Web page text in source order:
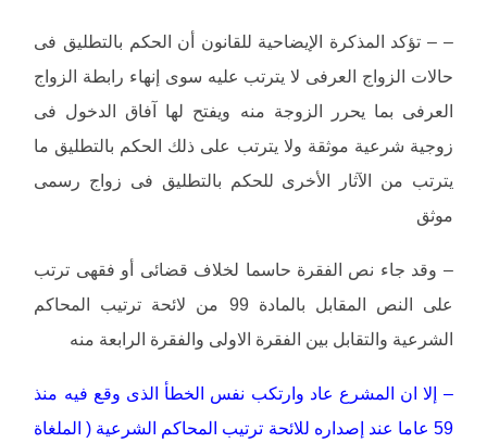
– – تؤكد المذكرة الإيضاحية للقانون أن الحكم بالتطليق فى
حالات الزواج العرفى لا يترتب عليه سوى إنهاء رابطة الزواج
العرفى بما يحرر الزوجة منه ويفتح لها آفاق الدخول فى
زوجية شرعية موثقة ولا يترتب على ذلك الحكم بالتطليق ما
يترتب من الآثار الأخرى للحكم بالتطليق فى زواج رسمى
موثق
– وقد جاء نص الفقرة حاسما لخلاف قضائى أو فقهى ترتب
على النص المقابل بالمادة 99 من لائحة ترتيب المحاكم
الشرعية والتقابل بين الفقرة الاولى والفقرة الرابعة منه
– إلا ان المشرع عاد وارتكب نفس الخطأ الذى وقع فيه منذ
59 عاما عند إصداره للائحة ترتيب المحاكم الشرعية ( الملغاة